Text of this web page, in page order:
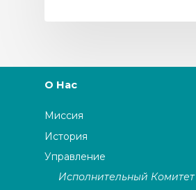
О Нас
Миссия
История
Управление
Исполнительный Комитет